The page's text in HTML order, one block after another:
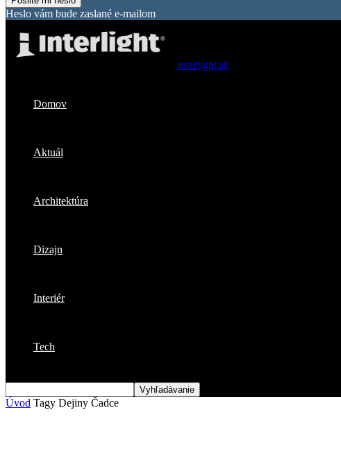
Heslo vám bude zaslané e-mailom
interlight.sk
Domov
Aktuál
Architektúra
Dizajn
Interiér
Tech
Úvod Tagy Dejiny Čadce